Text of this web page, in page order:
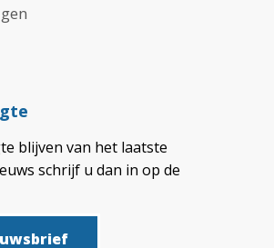
blijven van het laatste
schrijf u dan in op de